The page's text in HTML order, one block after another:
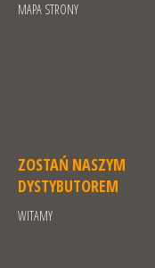
MAPA STRONY
ZOSTAŃ NASZYM
DYSTYBUTOREM
WITAMY